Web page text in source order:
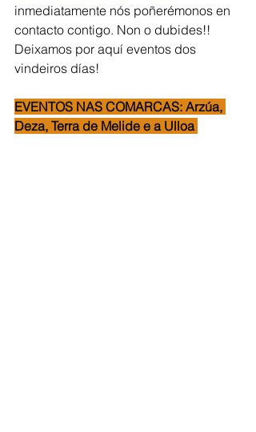
inmediatamente nós poñerémonos en
contacto contigo. Non o dubides!!
Deixamos por aquí eventos dos
vindeiros días!
EVENTOS NAS COMARCAS: Arzúa,
Deza, Terra de Melide e a Ulloa